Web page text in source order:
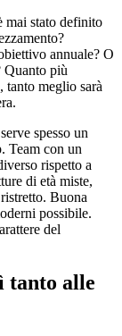
mai stato definito
annuale? O
Quanto più
tanto meglio sarà
spesso un
Team con un
rispetto a
di età miste,
Buona
possibile.
del
tanto alle